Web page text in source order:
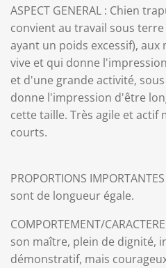
ASPECT GENERAL : Chien
convient au travail sous
ayant un poids excessif),
vive et qui donne
et d'une grande activité‚
donne l'impression d'être
cette taille. Très agile et actif
courts.
PROPORTIONS
sont de longueur égale.
COMPORTEMENT/
son maître, plein de dignité,
démonstratif, mais